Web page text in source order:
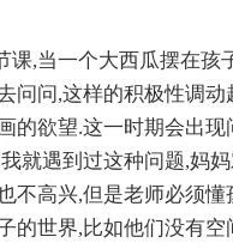
课,当一个大西瓜摆在孩
问问,这样的积极性调动
的欲望.这一时期会出现
就遇到过这种问题,妈
不高兴,但是老师必须懂
的世界,比如他们没有空